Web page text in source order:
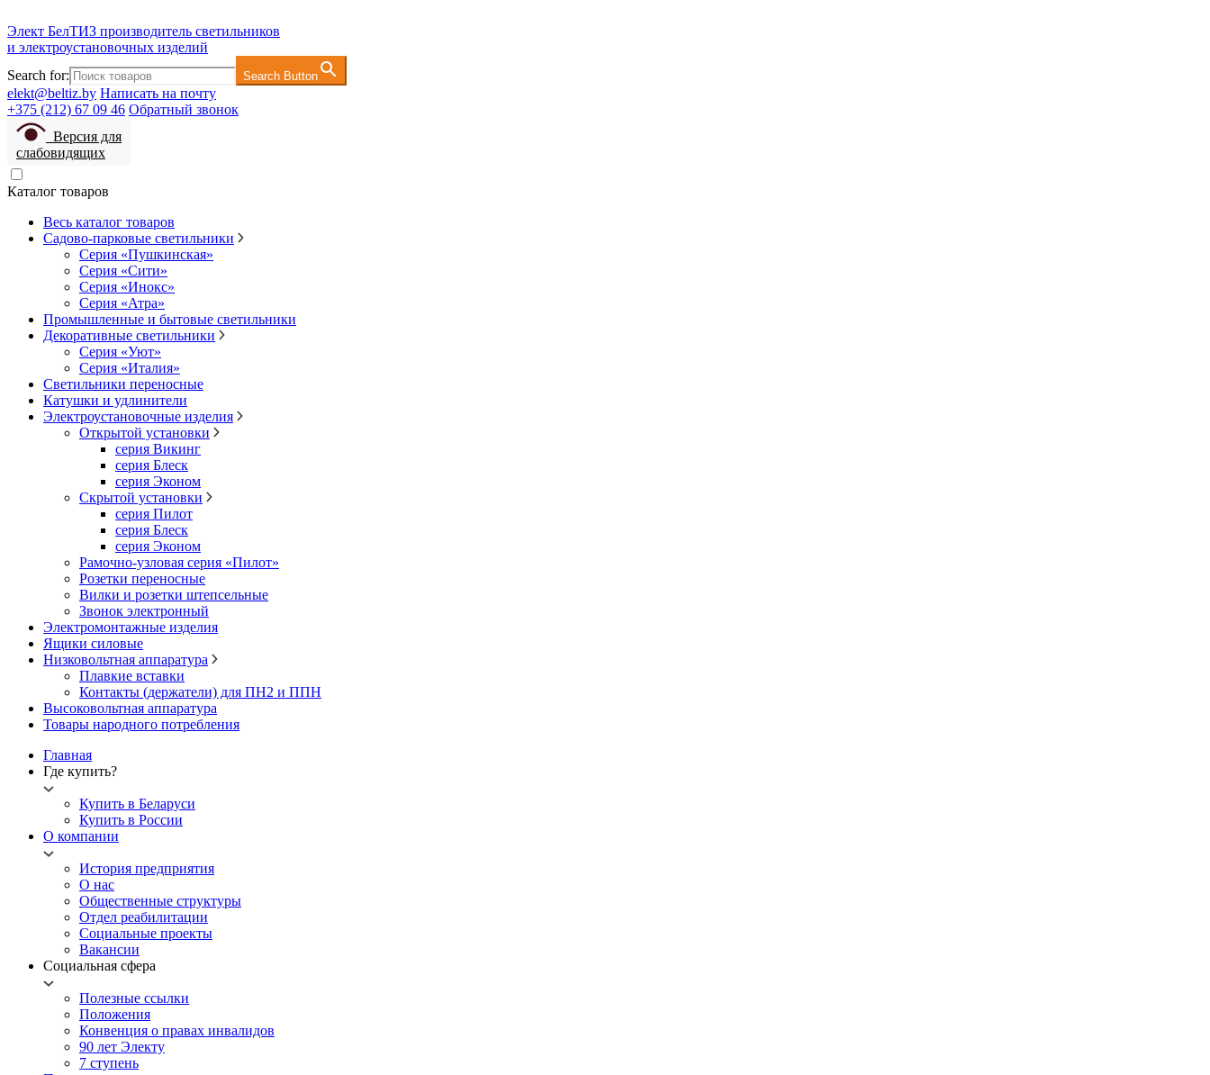
Элект БелТИЗ производитель светильников
и электроустановочных изделий
Search for:
Search Button
elekt@beltiz.by Написать на почту
+375 (212) 67 09 46 Обратный звонок
Версия для
слабовидящих
Каталог товаров
Весь каталог товаров
Садово-парковые светильники
Серия «Пушкинская»
Серия «Сити»
Серия «Инокс»
Серия «Атра»
Промышленные и бытовые светильники
Декоративные светильники
Серия «Уют»
Серия «Италия»
Светильники переносные
Катушки и удлинители
Электроустановочные изделия
Открытой установки
серия Викинг
серия Блеск
серия Эконом
Скрытой установки
серия Пилот
серия Блеск
серия Эконом
Рамочно-узловая серия «Пилот»
Розетки переносные
Вилки и розетки штепсельные
Звонок электронный
Электромонтажные изделия
Ящики силовые
Низковольтная аппаратура
Плавкие вставки
Контакты (держатели) для ПН2 и ППН
Высоковольтная аппаратура
Товары народного потребления
Главная
Где купить?
Купить в Беларуси
Купить в России
О компании
История предприятия
О нас
Общественные структуры
Отдел реабилитации
Социальные проекты
Вакансии
Социальная сфера
Полезные ссылки
Положения
Конвенция о правах инвалидов
90 лет Электу
7 ступень